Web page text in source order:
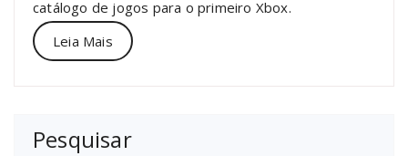
catálogo de jogos para o primeiro Xbox.
Leia Mais
Pesquisar